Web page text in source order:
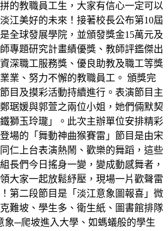
的教職員工生，大家有信心一定可以
江美好的未來！接著校長公布第10屆
全球發展學院，並頒發獎金15萬元及
專題研究計畫績優獎、教師評鑑傑出
深職工服務獎、優良助教及職工等獎
業、努力不懈的教職員工。 頒獎完
目及摸彩活動持續進行。表演節目主
琚媛與郭萱之兩位小姐，她們倆默契
獅玉玲瓏」。此次主辦單位安排精彩
場的「舞動神曲猴賽雷」節目是由宋
仁上台表演熱鬧、歡樂的舞蹈，這些
長們今日搖身一變，變成動感舞者，
大家一起放鬆紓壓，現場一片歡聲雷
第二段節目是「淡江意象圖報喜」微
難坡、學生多、衛生紙、圖書館排隊
象─爬坡進入大學、如螞蟻般的學生